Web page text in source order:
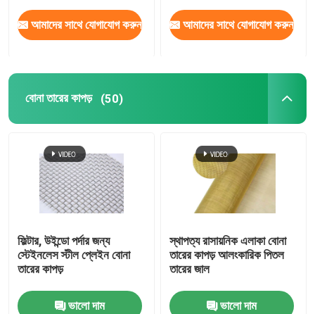
আমাদের সাথে যোগাযোগ করুন আমাদের সাথে যোগাযোগ করুন
বোনা তারের কাপড় (50)
ফিল্টার, উইন্ডো পর্দার জন্য
স্টেইনলেস স্টীল প্লেইন বোনা
তারের কাপড়
ভালো দাম
স্থাপত্য রাসায়নিক এলাকা বোনা
তারের কাপড় আলংকারিক পিতল
তারের জাল
ভালো দাম